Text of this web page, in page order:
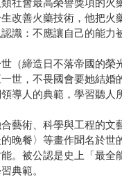
生改善火藥技術，他把
識：不應讓自己的能力
（締造日不落帝國的榮
世，不畏國會要她結
導人的典範，學習聽人
藝術、科學與工程的文
晚餐〉等畫作聞名於
。被公認是史上「最
典範。